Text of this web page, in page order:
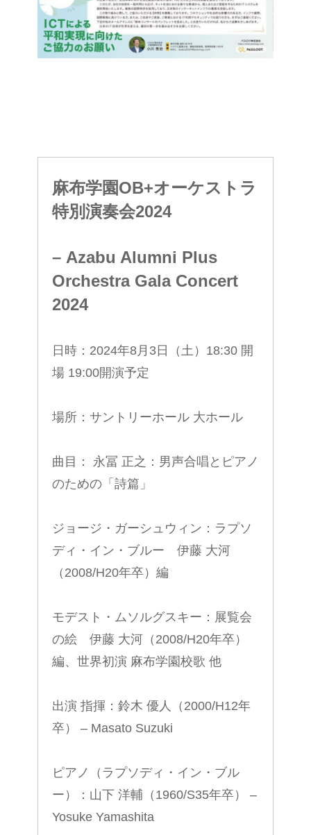
麻布学園OB+オーケストラ
特別演奏会2024
– Azabu Alumni Plus
Orchestra Gala Concert
2024
日時：2024年8月3日（土）18:30 開
場 19:00開演予定
場所：サントリーホール 大ホール
曲目： 永冨 正之：男声合唱とピアノ
のための「詩篇」
ジョージ・ガーシュウィン：ラプソ
ディ・イン・ブルー 伊藤 大河
（2008/H20年卒）編
モデスト・ムソルグスキー：展覧会
の絵 伊藤 大河（2008/H20年卒）
編、世界初演 麻布学園校歌 他
出演 指揮：鈴木 優人（2000/H12年
卒） – Masato Suzuki
ピアノ（ラプソディ・イン・ブル
ー）：山下 洋輔（1960/S35年卒） –
Yosuke Yamashita